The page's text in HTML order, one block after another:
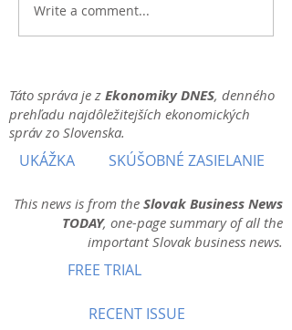
Write a comment...
Táto správa je z Ekonomiky DNES, denného
prehľadu najdôležitejších ekonomických
správ zo Slovenska.
UKÁŽKA SKÚŠOBNÉ ZASIELANIE
This news is from the Slovak Business News
TODAY, one-page summary of all the
important Slovak business news.
FREE TRIAL
RECENT ISSUE